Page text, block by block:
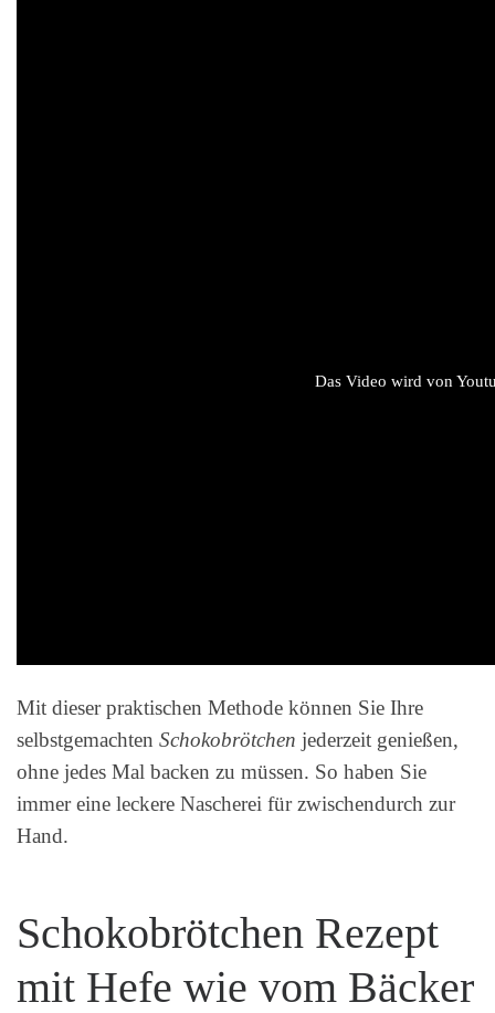
Das Video wird von
Mit dieser praktischen Methode können Sie Ihre
selbstgemachten Schokobrötchen jederzeit genießen,
ohne jedes Mal backen zu müssen. So haben Sie
immer eine leckere Nascherei für zwischendurch zur
Hand.
Schokobrötchen Rezept
mit Hefe wie vom Bäcker